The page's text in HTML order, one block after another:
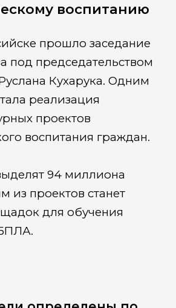
воспитанию
прошло заседание
под председательством
Кухарука. Одним
реализация
проектов
воспитания граждан.
94 миллиона
из проектов станет
для обучения